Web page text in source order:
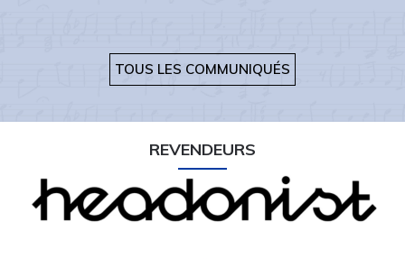
TOUS LES COMMUNIQUÉS
REVENDEURS